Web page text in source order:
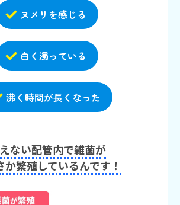
ヌメリを感じる
白く濁っている
沸く時間が長くなった
ない配管内で雑菌が
か繁殖しているんです！